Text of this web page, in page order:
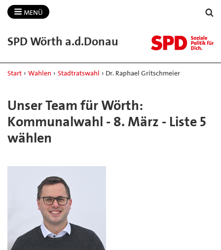
MENÜ
SPD Wörth a.​d.​Donau
Start › Wahlen › Stadtratswahl › Dr. Raphael Gritschmeier
Unser Team für Wörth:
Kommunalwahl - 8. März - Liste 5
wählen